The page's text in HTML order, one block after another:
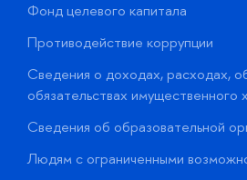
Фонд целевого капитала
Противодействие коррупции
Сведения о доходах, расходах,
обязательствах имущественного
Сведения об образовательной
Людям с ограниченными